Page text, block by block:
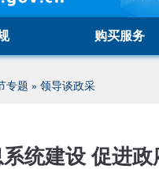
购买服务
专题 » 领导谈政采
统建设 促进